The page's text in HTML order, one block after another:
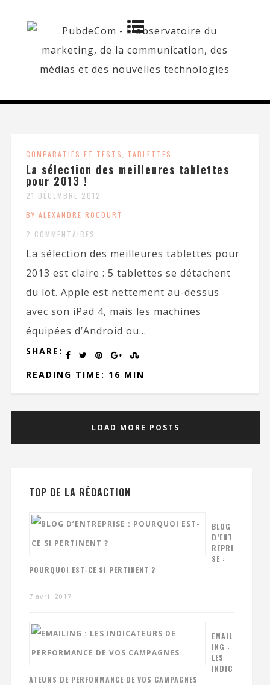
COMPARATIFS ET TESTS, TABLETTES
La sélection des meilleures tablettes
pour 2013 !
21 DÉCEMBRE 2012
BY ALEXANDRE ROCOURT
2 COMMENTAIRES
La sélection des meilleures tablettes pour
2013 est claire : 5 tablettes se détachent
du lot. Apple est nettement au-dessus
avec son iPad 4, mais les machines
équipées d’Android ou...
SHARE:
READING TIME: 16 MIN
LOAD MORE POSTS
TOP DE LA RÉDACTION
BLOG
D’ENT
REPRI
SE :
POURQUOI EST-CE SI PERTINENT ?
7 avril 2017
EMAIL
ING :
LES
INDIC
ATEURS DE PERFORMANCE DE VOS CAMPAGNES